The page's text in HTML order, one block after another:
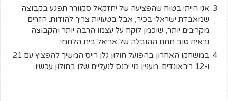
אני הייתי בטוח שהפציעה של יחזקאל סקוורר תפגע בקבוצה
שמאבדת ישראלי בכיר, אבל בטעויות צריך להודות. הזרים
מקריבים יותר, שוכמן לוקח על עצמו הרבה יותר והקבוצה
נראית טוב תחת ההובלה של אריאל בית הלחמי.
במשחקו האחרון בהפועל חולון גלן רייס המשיך להפציץ עם 21
ו-12 ריבאונדים. מעניין מי יכנס לנעליים שלו בחולון עכשיו.